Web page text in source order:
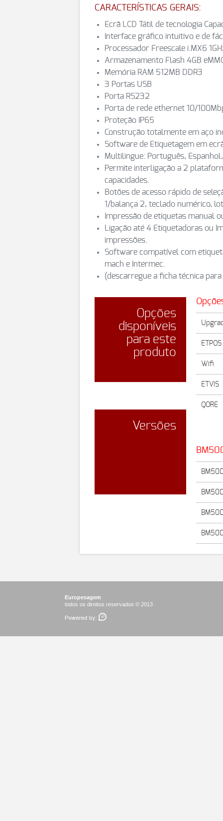
CARACTERÍSTICAS GERAIS:
Ecrã LCD Tátil de tecnologia
Interface gráfico intuitivo e de
Processador Freescale i.MX6
Armazenamento Flash 4GB
Memória RAM 512MB DDR3
3 Portas USB
Porta RS232
Porta de rede ethernet 10/
Proteção IP65
Construção totalmente em aço
Software de Etiquetagem em
Multilingue: Português,
Permite interligação a 2
capacidades.
Botões de acesso rápido de
1/balança 2, teclado numérico,
Impressão de etiquetas manual
Ligação até 4 Etiquetadoras ou
impressões.
Software compatível com
mach e Intermec.
(descarregue a ficha técnica
Opções
disponíveis
para este
produto
Wifi
ETVIS
QORE
Versões
Europesagem
todos os direitos reservados © 2013